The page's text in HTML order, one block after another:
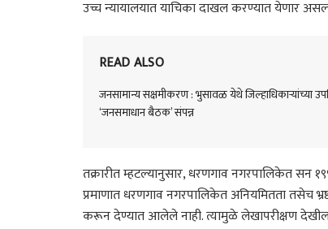
उच्च न्यायालयात याचिका दाखल करण्यात येणार
READ ALSO
जनसामान्य सक्षमीकरण : भुसावळ येथे जिल्हाधिकाऱ्यांच्या
‘जनसमाधान बैठक’ संपन्न
तक्रारीत म्हटल्यानुसार, धरणगाव नगरपालिकेत
प्रमाणात धरणगाव नगरपालिकेत अनियमितता तसेच
करून देण्यात आलेले नाही. त्यामुळे लेखापरीक्षण